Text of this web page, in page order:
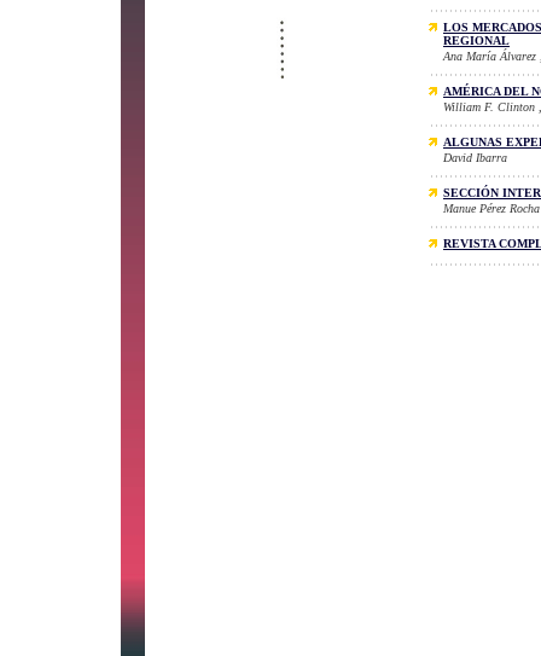
LOS
REGIONAL
Ana María
AMÉRICA DEL
William F. Clinton
ALGUNAS
David Ibarra
SECCIÓN
Manue Pérez
REVISTA